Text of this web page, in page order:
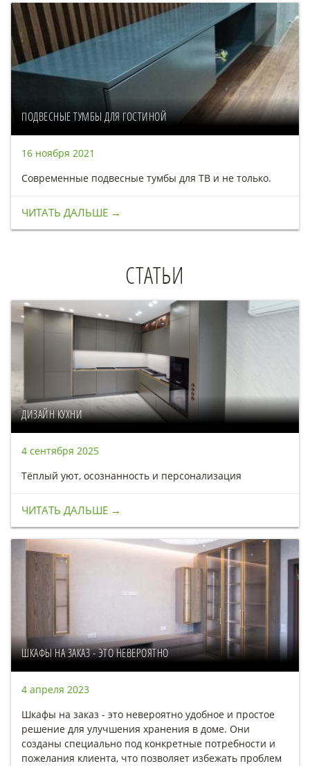
ПОДВЕСНЫЕ ТУМБЫ ДЛЯ ГОСТИНОЙ
16 ноября 2021
Современные подвесные тумбы для ТВ и не только.
ЧИТАТЬ ДАЛЬШЕ →
СТАТЬИ
ДИЗАЙН КУХНИ
4 сентября 2025
Тёплый уют, осознанность и персонализация
ЧИТАТЬ ДАЛЬШЕ →
ШКАФЫ НА ЗАКАЗ - ЭТО НЕВЕРОЯТНО
4 апреля 2023
Шкафы на заказ - это невероятно удобное и простое
решение для улучшения хранения в доме. Они
созданы специально под конкретные потребности и
пожелания клиента, что позволяет избежать проблем